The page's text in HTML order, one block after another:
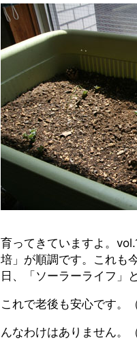
育ってきていますよ。
培」が順調です。これも
日、「ソーラーライフ」
これで老後も安心です。（
んなわけはありません。（